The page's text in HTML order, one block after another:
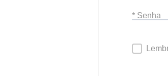
* Senha